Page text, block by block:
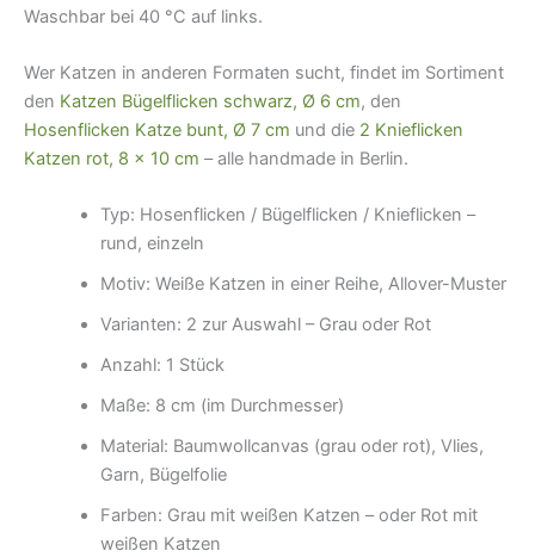
Waschbar bei 40 °C auf links.
Wer Katzen in anderen Formaten sucht, findet im Sortiment
den Katzen Bügelflicken schwarz, Ø 6 cm, den
Hosenflicken Katze bunt, Ø 7 cm und die 2 Knieflicken
Katzen rot, 8 × 10 cm – alle handmade in Berlin.
Typ: Hosenflicken / Bügelflicken / Knieflicken –
rund, einzeln
Motiv: Weiße Katzen in einer Reihe, Allover-Muster
Varianten: 2 zur Auswahl – Grau oder Rot
Anzahl: 1 Stück
Maße: 8 cm (im Durchmesser)
Material: Baumwollcanvas (grau oder rot), Vlies,
Garn, Bügelfolie
Farben: Grau mit weißen Katzen – oder Rot mit
weißen Katzen